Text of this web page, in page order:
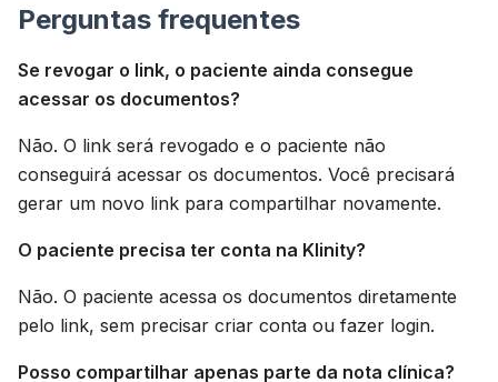
Perguntas frequentes
Se revogar o link, o paciente ainda consegue
acessar os documentos?
Não. O link será revogado e o paciente não
conseguirá acessar os documentos. Você precisará
gerar um novo link para compartilhar novamente.
O paciente precisa ter conta na Klinity?
Não. O paciente acessa os documentos diretamente
pelo link, sem precisar criar conta ou fazer login.
Posso compartilhar apenas parte da nota clínica?